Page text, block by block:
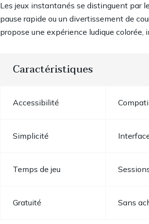
Les jeux instantanés se distinguent par
pause rapide ou un divertissement de
propose une expérience ludique
Caractéristiques
Accessibilité
Simplicité
Temps de jeu
Gratuité Sans